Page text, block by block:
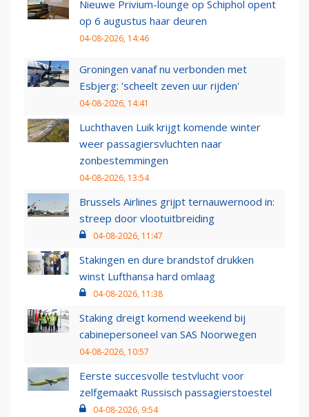
Nieuwe Privium-lounge op Schiphol opent
op 6 augustus haar deuren
04-08-2026, 14:46
Groningen vanaf nu verbonden met
Esbjerg: 'scheelt zeven uur rijden'
04-08-2026, 14:41
Luchthaven Luik krijgt komende winter
weer passagiersvluchten naar
zonbestemmingen
04-08-2026, 13:54
Brussels Airlines grijpt ternauwernood in:
streep door vlootuitbreiding
04-08-2026, 11:47
Stakingen en dure brandstof drukken
winst Lufthansa hard omlaag
04-08-2026, 11:38
Staking dreigt komend weekend bij
cabinepersoneel van SAS Noorwegen
04-08-2026, 10:57
Eerste succesvolle testvlucht voor
zelfgemaakt Russisch passagierstoestel
04-08-2026, 9:54